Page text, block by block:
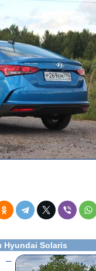
Solaris
–